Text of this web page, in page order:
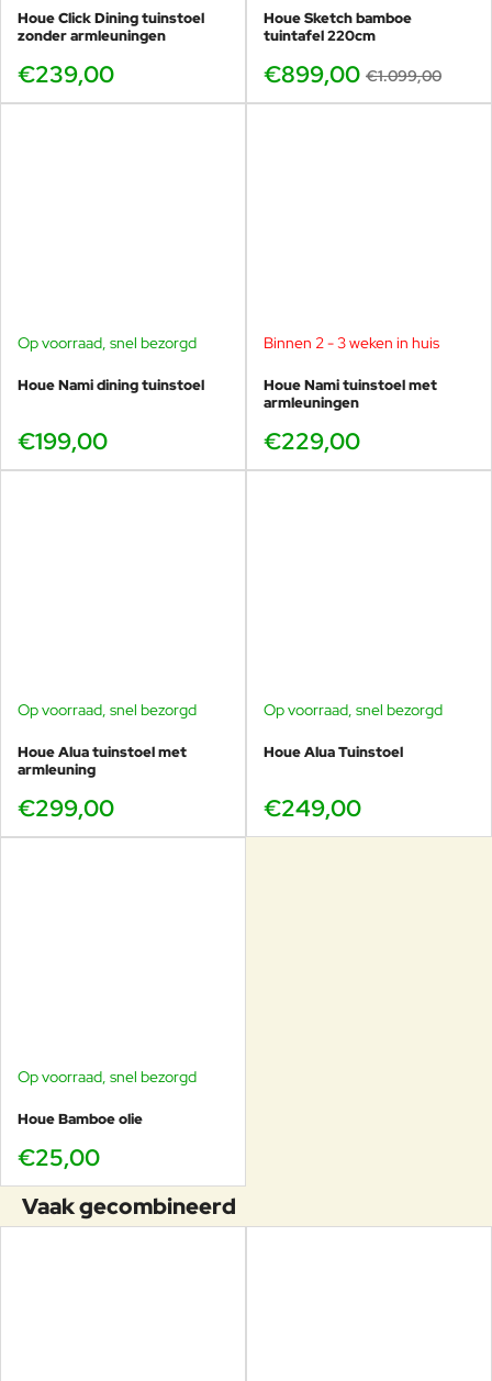
geschikt is voor bamboe
tuinmeubilair, inclusief fungicide.
antischimmelmiddel. Voor
dagelijkse reiniging wordt alleen
Houe Click Dining tuinstoel
zonder armleuningen
€239,00
Houe Sketch bamboe
tuintafel 220cm
€899,00 €1.099,00
Op voorraad, snel bezorgd
Houe Nami dining tuinstoel
€199,00
Binnen 2 - 3 weken in huis
Houe Nami tuinstoel met
armleuningen
€229,00
Op voorraad, snel bezorgd
Houe Alua tuinstoel met
armleuning
€299,00
Op voorraad, snel bezorgd
Houe Alua Tuinstoel
€249,00
Op voorraad, snel bezorgd
Houe Bamboe olie
€25,00
Vaak gecombineerd